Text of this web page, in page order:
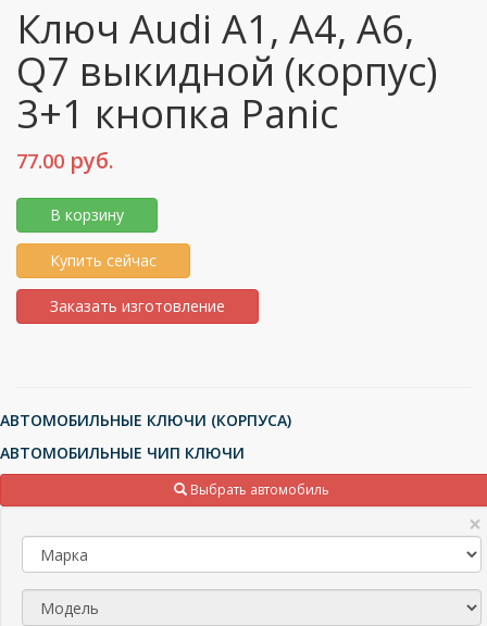
Ключ Audi A1, A4, A6,
Q7 выкидной (корпус)
3+1 кнопкa Panic
77.00 руб.
В корзину
Купить сейчас
Заказать изготовление
АВТОМОБИЛЬНЫЕ КЛЮЧИ (КОРПУСА)
АВТОМОБИЛЬНЫЕ ЧИП КЛЮЧИ
ТРАНСПОНДЕРЫ (ЧИПЫ), МИКРОСХЕМЫ
Выбрать автомобиль
×